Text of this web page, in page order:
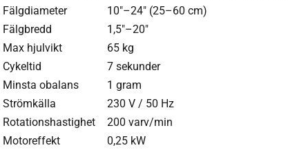
Fälgdiameter
10"–24" (25–60 cm)
Fälgbredd
1,5"–20"
Max hjulvikt
65 kg
Cykeltid
7 sekunder
Minsta obalans
1 gram
Strömkälla
230 V / 50 Hz
Rotationshastighet
200 varv/min
Motoreffekt
0,25 kW